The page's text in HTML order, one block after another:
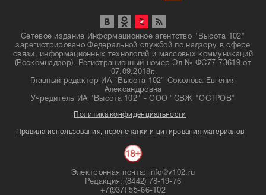
Сетевое издание Информационное агентство "Высота 102"
зарегистрировано Федеральной службой по надзору в сфере
связи, информационных технологий и массовых коммуникаций
(Роскомнадзор). Регистрационный номер Эл № ФС77-73619 от
07.09.2018г.
Главный редактор ИА "Высота 102" Соколова Евгения
Александровна
Учредитель ИА "Высота 102" - ООО "СВЖ "ОСТРОВ"
Политика конфиденциальности
Правила использования, перепечатки и цитирования материалов
Электронная почта: info@v102.ru
Редакция: (8442) 78-19-76
+7(937) 55-66-102